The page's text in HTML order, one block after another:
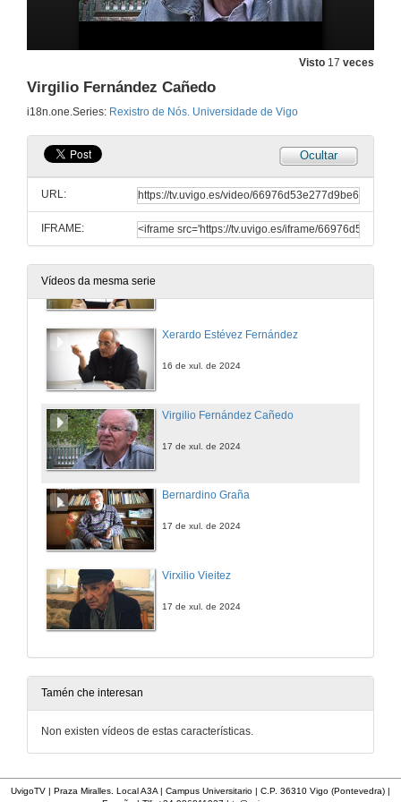
Visto 17 veces
Virgilio Fernández Cañedo
i18n.one.Series: Rexistro de Nós. Universidade de Vigo
Ocultar
URL:
IFRAME:
Vídeos da mesma serie
Avelino Pousa
Román Pereiro Alonso
15 de xul. de 2024
Xerardo Estévez Fernández
16 de xul. de 2024
Virgilio Fernández Cañedo
17 de xul. de 2024
Bernardino Graña
17 de xul. de 2024
Virxilio Vieitez
17 de xul. de 2024
Tamén che interesan
Non existen vídeos de estas características.
UvigoTV | Praza Miralles. Local A3A | Campus Universitario | C.P. 36310 Vigo (Pontevedra) |